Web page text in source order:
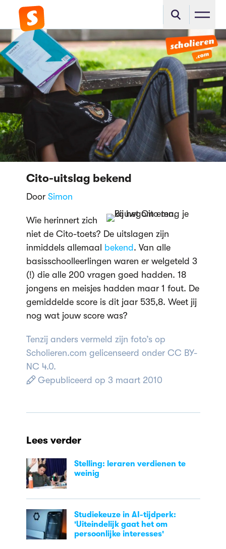
Cito-uitslag bekend
Door Simon
Wie herinnert zich
niet de Cito-toets? De uitslagen zijn
inmiddels allemaal bekend . Van alle
basisschoolleerlingen waren er welgeteld 3
(!) die alle 200 vragen goed hadden. 18
jongens en meisjes hadden maar 1 fout. De
gemiddelde score is dit jaar 535,8. Weet jij
nog wat jouw score was?
Tenzij anders vermeld zijn foto’s op
Scholieren.com gelicenseerd onder CC BY-
NC 4.0.
Gepubliceerd op 3 maart 2010
Lees verder
Stelling: leraren verdienen te
weinig
Studiekeuze in AI-tijdperk:
'Uiteindelijk gaat het om
persoonlijke interesses'